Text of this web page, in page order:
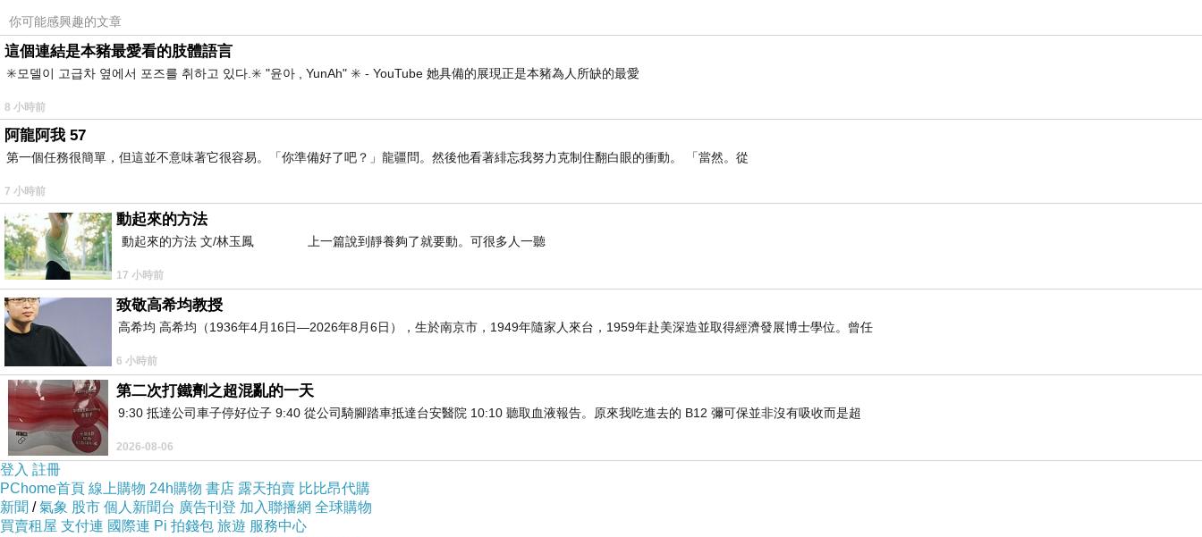
你可能感興趣的文章
這個連結是本豬最愛看的肢體語言
✳️모델이 고급차 옆에서 포즈를 취하고 있다.✳️ "윤아 , YunAh" ✳️ - YouTube 她具備的展現正是本豬為人所缺的最愛
8 小時前
阿龍阿我 57
第一個任務很簡單，但這並不意味著它很容易。「你準備好了吧？」龍疆問。然後他看著緋忘我努力克制住翻白眼的衝動。 「當然。從
7 小時前
動起來的方法
動起來的方法 文/林玉鳳 上一篇說到靜養夠了就要動。可很多人一聽
17 小時前
致敬高希均教授
高希均 高希均（1936年4月16日—2026年8月6日），生於南京市，1949年隨家人來台，1959年赴美深造並取得經濟發展博士學位。曾任
6 小時前
第二次打鐵劑之超混亂的一天
9:30 抵達公司車子停好位子 9:40 從公司騎腳踏車抵達台安醫院 10:10 聽取血液報告。原來我吃進去的 B12 彌可保並非沒有吸收而是超
2026-08-06
登入 註冊
PChome首頁 線上購物 24h購物 書店 露天拍賣 比比昂代購
新聞 /氣象 股市 個人新聞台 廣告刊登 加入聯播網 全球購物
買賣租屋 支付連 國際連 Pi 拍錢包 旅遊 服務中心